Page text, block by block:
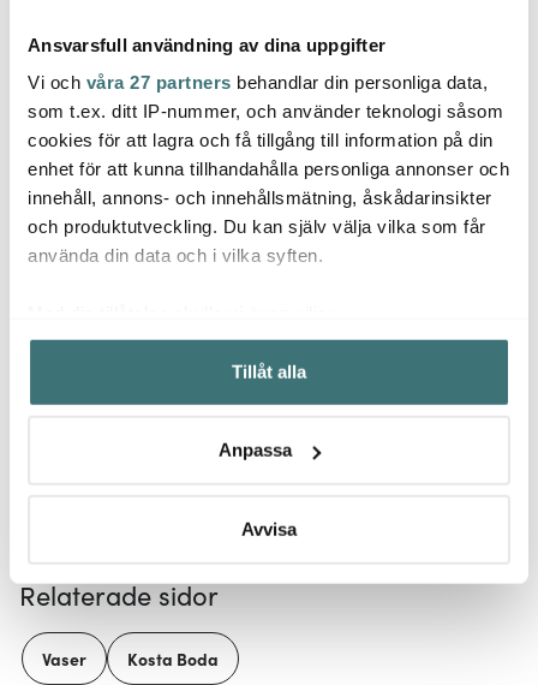
Ansvarsfull användning av dina uppgifter
Vi och våra 27 partners behandlar din personliga data,
som t.ex. ditt IP-nummer, och använder teknologi såsom
cookies för att lagra och få tillgång till information på din
enhet för att kunna tillhandahålla personliga annonser och
innehåll, annons- och innehållsmätning, åskådarinsikter
och produktutveckling. Du kan själv välja vilka som får
använda din data och i vilka syften.
Samla in information om din geografiska plats som
kan ha en noggrannhet på upp till flera meter
Identifiera din enhet genom att aktivt skanna den för
Ta reda på mer om hur dina personliga uppgifter
Du kan ändra eller dra tillbaka ditt samtycke när som
Vi använder cookies för att innehållet och annonserna
ska anpassas efter det som vi tror att du tycker om. Det
gör också att vi kan analysera vår trafik och göra
Tillåt alla
Anpassa
Avvisa
Anders Petter
Classic
Stekpanneskydd 3-
pack grå
55 kr 79 kr
Iittala
Essence rödvinsglas 45
cl 4-pack
674 kr
Låt dig inspireras av våra kunder
Relaterade sidor
Vaser Kosta Boda